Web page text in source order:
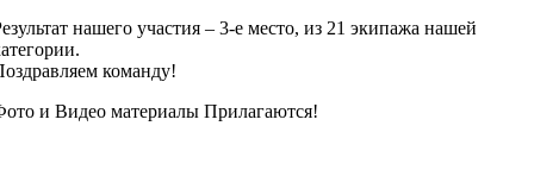
нашего участия – 3-е место, из 21 экипажа нашей
команду!
и Видео материалы Прилагаются!